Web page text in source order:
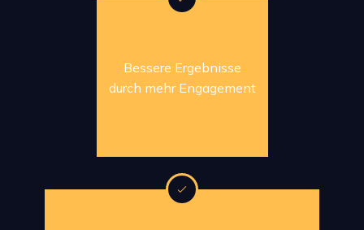
Bessere Ergebnisse
durch mehr Engagement